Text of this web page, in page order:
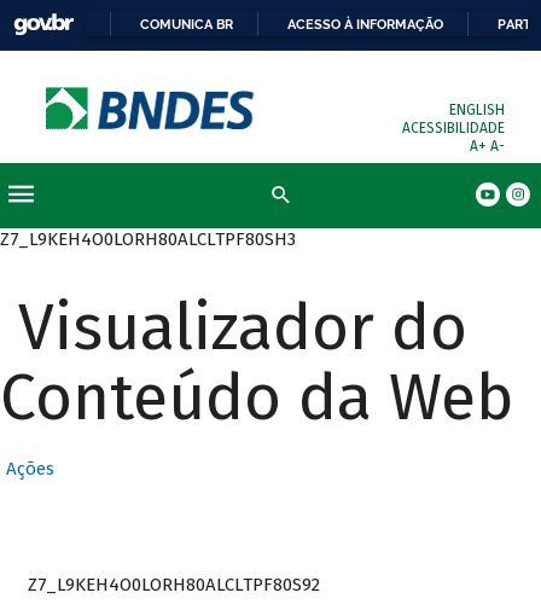
COMUNICA BR ACESSO À INFORMAÇÃO
ENGLISH
ACESSIBILIDADE
A+ A-
Z7_L9KEH4O0LORH80ALCLTPF80SH3
Visualizador do
Conteúdo da Web
Ações
Z7_L9KEH4O0LORH80ALCLTPF80S92